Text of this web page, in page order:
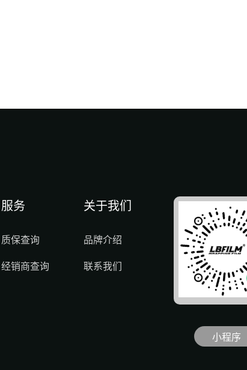
服务
质保查询
经销商查询
关于我们
品牌介绍
联系我们
小程序